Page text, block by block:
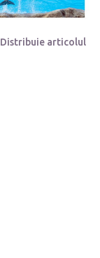
Distribuie articolul